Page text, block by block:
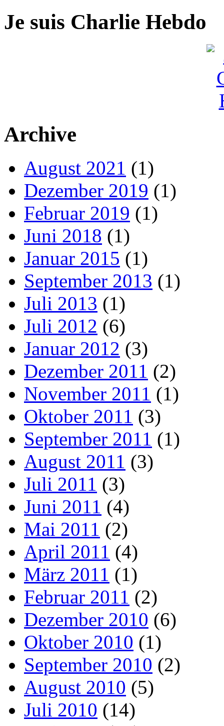
Je suis Charlie Hebdo
Archive
August 2021 (1)
Dezember 2019 (1)
Februar 2019 (1)
Juni 2018 (1)
Januar 2015 (1)
September 2013 (1)
Juli 2013 (1)
Juli 2012 (6)
Januar 2012 (3)
Dezember 2011 (2)
November 2011 (1)
Oktober 2011 (3)
September 2011 (1)
August 2011 (3)
Juli 2011 (3)
Juni 2011 (4)
Mai 2011 (2)
April 2011 (4)
März 2011 (1)
Februar 2011 (2)
Dezember 2010 (6)
Oktober 2010 (1)
September 2010 (2)
August 2010 (5)
Juli 2010 (14)